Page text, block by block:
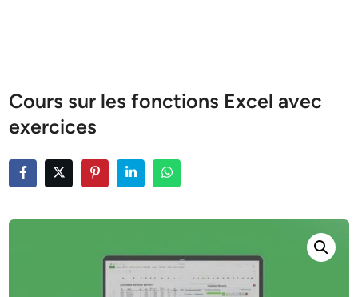
Cours sur les fonctions Excel avec
exercices